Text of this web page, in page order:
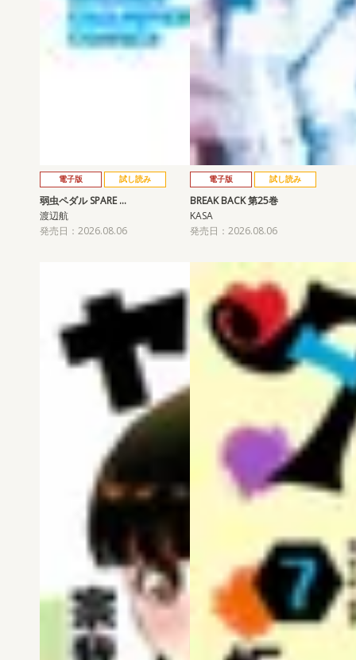
電子版 試し読み
弱虫ペダル SPARE …
渡辺航
発売日：2026.08.06
電子版 試し読み
BREAK BACK 第25巻
KASA
発売日：2026.08.06